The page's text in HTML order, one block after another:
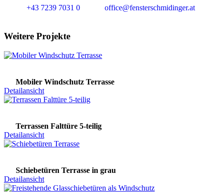
+43 7239 7031 0 office@fensterschmidinger.at
Weitere Projekte
Mobiler Windschutz Terrasse
Detailansicht
Terrassen Falttüre 5-teilig
Detailansicht
Schiebetüren Terrasse in grau
Detailansicht